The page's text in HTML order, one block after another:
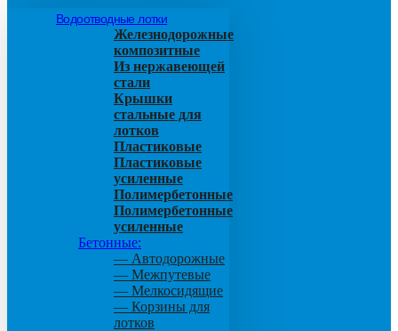
Водоотводные лотки
Железнодорожные
композитные
Из нержавеющей
стали
Крышки
стальные для
лотков
Пластиковые
Пластиковые
усиленные
Полимербетонные
Полимербетонные
усиленные
Бетонные:
— Автодорожные
— Межпутевые
— Мелкосидящие
— Корзины для
лотков